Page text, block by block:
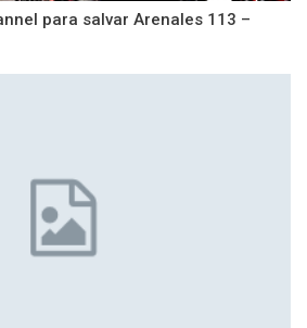
para salvar Arenales 113 –